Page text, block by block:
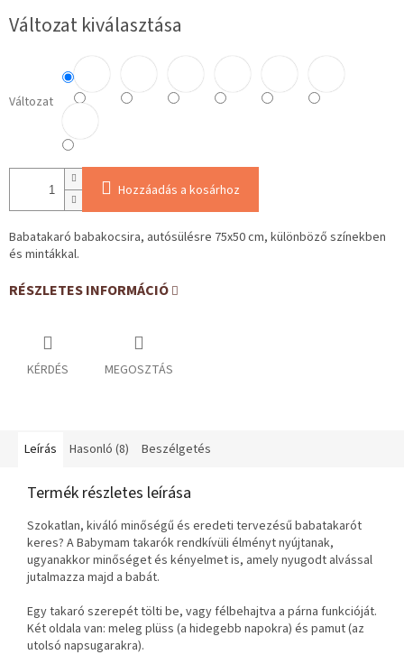
Változat kiválasztása
Változat
Hozzáadás a kosárhoz
Babatakaró babakocsira, autósülésre 75x50 cm, különböző színekben
és mintákkal.
RÉSZLETES INFORMÁCIÓ
KÉRDÉS MEGOSZTÁS
Leírás Hasonló (8) Beszélgetés
Termék részletes leírása
Szokatlan, kiváló minőségű és eredeti tervezésű babatakarót
keres? A Babymam takarók rendkívüli élményt nyújtanak,
ugyanakkor minőséget és kényelmet is, amely nyugodt alvással
jutalmazza majd a babát.
Egy takaró szerepét tölti be, vagy félbehajtva a párna funkcióját.
Két oldala van: meleg plüss (a hidegebb napokra) és pamut (az
utolsó napsugarakra).